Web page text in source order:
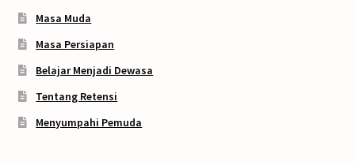
Masa Muda
Masa Persiapan
Belajar Menjadi Dewasa
Tentang Retensi
Menyumpahi Pemuda